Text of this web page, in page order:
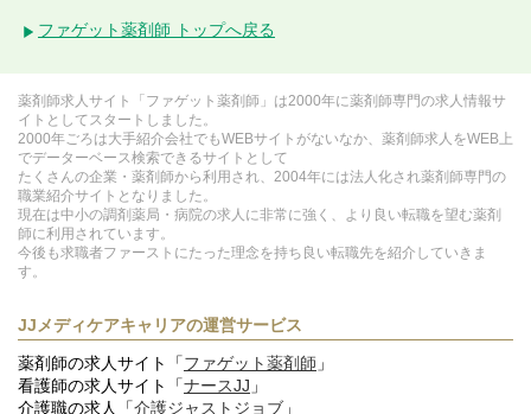
ファゲット薬剤師 トップへ戻る
薬剤師求人サイト「ファゲット薬剤師」は2000年に薬剤師専門の求人情報サ
イトとしてスタートしました。
2000年ごろは大手紹介会社でもWEBサイトがないなか、薬剤師求人をWEB上
でデーターベース検索できるサイトとして
たくさんの企業・薬剤師から利用され、2004年には法人化され薬剤師専門の
職業紹介サイトとなりました。
現在は中小の調剤薬局・病院の求人に非常に強く、より良い転職を望む薬剤
師に利用されています。
今後も求職者ファーストにたった理念を持ち良い転職先を紹介していきま
す。
JJメディケアキャリアの運営サービス
薬剤師の求人サイト「ファゲット薬剤師 」
看護師の求人サイト「ナースJJ 」
介護職の求人「介護ジャストジョブ 」